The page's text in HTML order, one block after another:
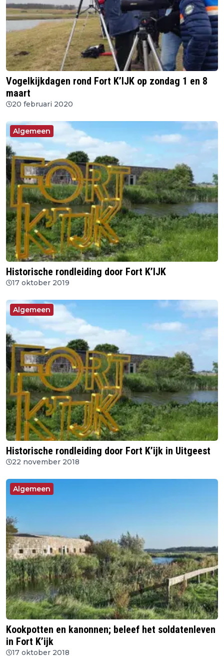
Vogelkijkdagen rond Fort K’IJK op zondag 1 en 8
maart
20 februari 2020
Algemeen
Historische rondleiding door Fort K’IJK
17 oktober 2019
Algemeen
Historische rondleiding door Fort K’ijk in Uitgeest
22 november 2018
Algemeen
Kookpotten en kanonnen; beleef het soldatenleven
in Fort K’ijk
17 oktober 2018